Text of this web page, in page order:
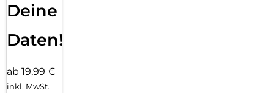
Deine
Daten!
ab 19,99 €
inkl. MwSt.